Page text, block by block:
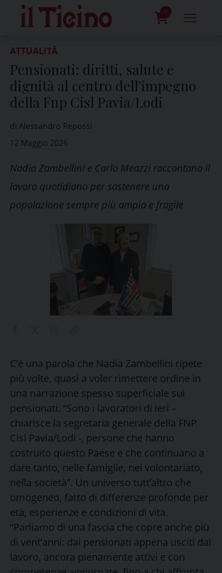
content
0
ATTUALITÀ
Pensionati: diritti, salute e
dignità al centro dell’impegno
della Fnp Cisl Pavia/Lodi
di Alessandro Repossi
12 Maggio 2026
Nadia Zambellini e Carlo Meazzi raccontano il
lavoro quotidiano per sostenere una
popolazione sempre più ampia e fragile
C’è una parola che Nadia Zambellini ripete
più volte, quasi a voler rimettere ordine in
una narrazione spesso superficiale sui
pensionati. “Sono i lavoratori di ieri –
chiarisce la segretaria generale della FNP
Cisl Pavia/Lodi -, persone che hanno
costruito questo Paese e che continuano a
dare tanto, nelle famiglie, nel volontariato,
nella società”. Un universo tutt’altro che
omogeneo, fatto di differenze profonde per
età, esperienze e condizioni di vita.
“Parliamo di una fascia che copre anche più
di vent’anni: dai pensionati appena usciti dal
lavoro, ancora pienamente attivi e con